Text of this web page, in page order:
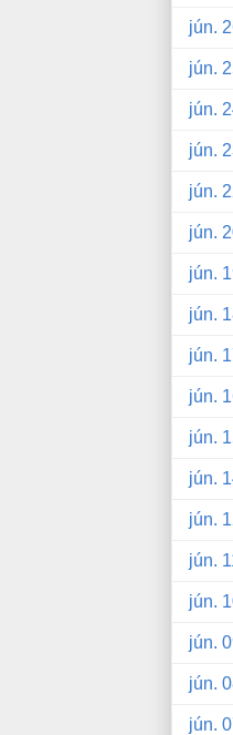
jún.
jún.
jún.
jún.
jún.
jún.
jún.
jún.
jún.
jún.
jún.
jún.
jún.
jún.
jún.
jún.
jún.
jún.